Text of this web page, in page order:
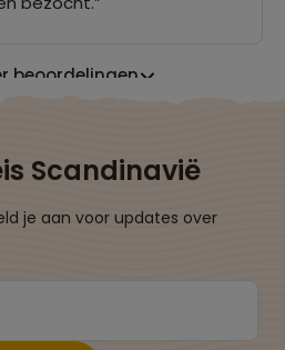
beoordelingen
Scandinavië
je aan voor updates over